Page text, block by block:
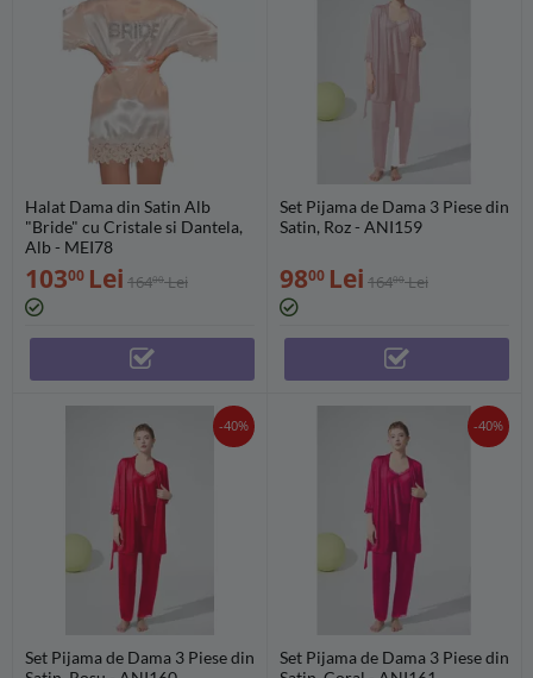
Halat Dama din Satin Alb
"Bride" cu Cristale si Dantela,
Alb - MEI78
10300 Lei 16400 Lei
Set Pijama de Dama 3 Piese din
Satin, Roz - ANI159
9800 Lei 16400 Lei
-40%
Set Pijama de Dama 3 Piese din
-40%
Set Pijama de Dama 3 Piese din